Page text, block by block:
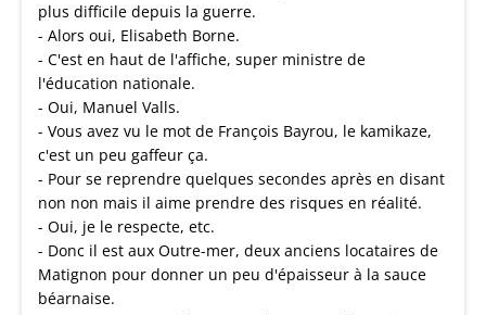
plus difficile depuis la guerre.
- Alors oui, Elisabeth Borne.
- C'est en haut de l'affiche, super ministre de
l'éducation nationale.
- Oui, Manuel Valls.
- Vous avez vu le mot de François Bayrou, le kamikaze,
c'est un peu gaffeur ça.
- Pour se reprendre quelques secondes après en disant
non non mais il aime prendre des risques en réalité.
- Oui, je le respecte, etc.
- Donc il est aux Outre-mer, deux anciens locataires de
Matignon pour donner un peu d'épaisseur à la sauce
béarnaise.